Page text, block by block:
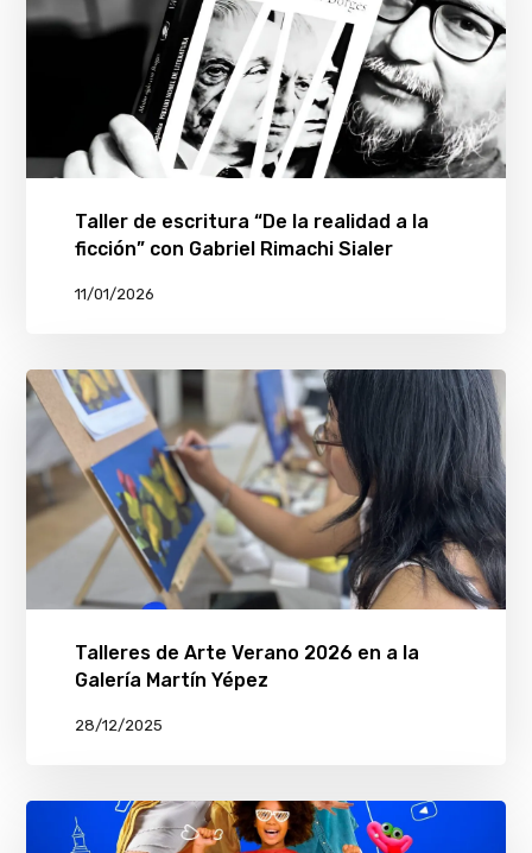
Taller de escritura “De la realidad a la
ficción” con Gabriel Rimachi Sialer
11/01/2026
Talleres de Arte Verano 2026 en a la
Galería Martín Yépez
28/12/2025